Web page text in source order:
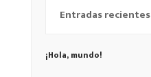
Entradas recientes
¡Hola, mundo!